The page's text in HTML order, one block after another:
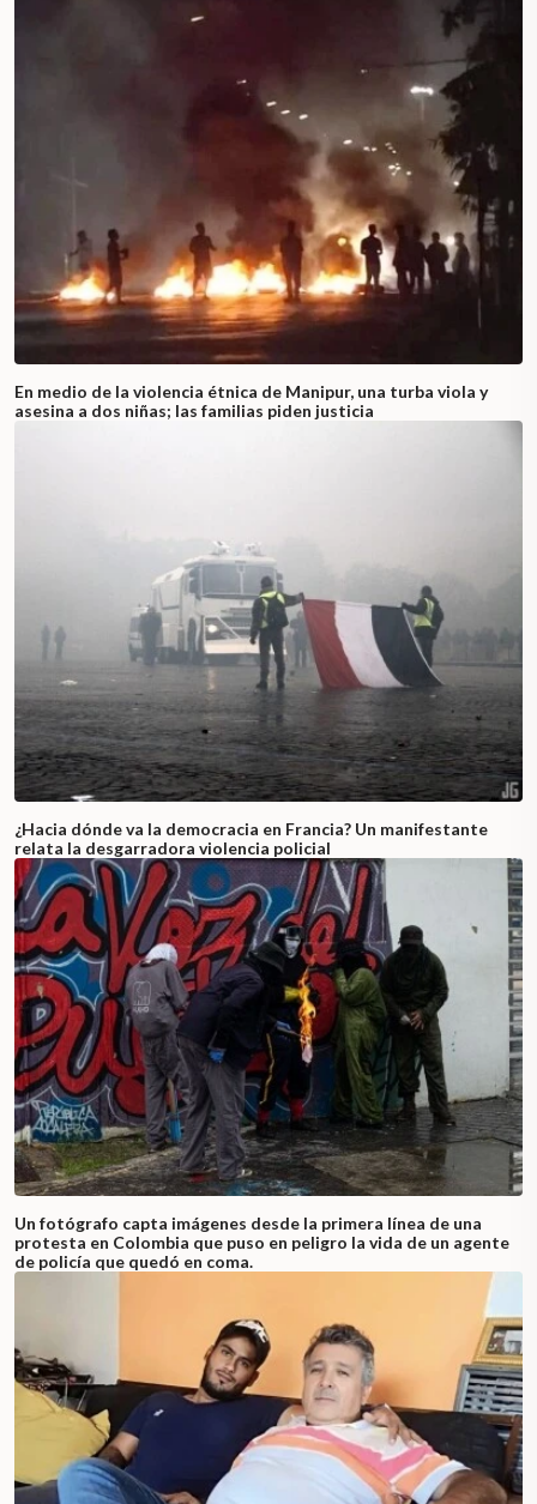
En medio de la violencia étnica de Manipur, una turba viola y
asesina a dos niñas; las familias piden justicia
¿Hacia dónde va la democracia en Francia? Un manifestante
relata la desgarradora violencia policial
Un fotógrafo capta imágenes desde la primera línea de una
protesta en Colombia que puso en peligro la vida de un agente
de policía que quedó en coma.